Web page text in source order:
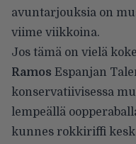
avuntarjouksia on
viime viikkoina.
Jos tämä on vielä
Ramos Espanjan
konservatiivisessa
lempeällä
kunnes rokkiriffi